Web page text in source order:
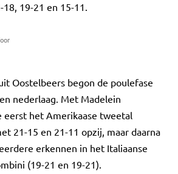
18, 19-21 en 15-11.
Oostelbeers begon de poulefase
nederlaag. Met Madelein
eerst het Amerikaase tweetal
21-15 en 21-11 opzij, maar daarna
erkennen in het Italiaanse
(19-21 en 19-21).